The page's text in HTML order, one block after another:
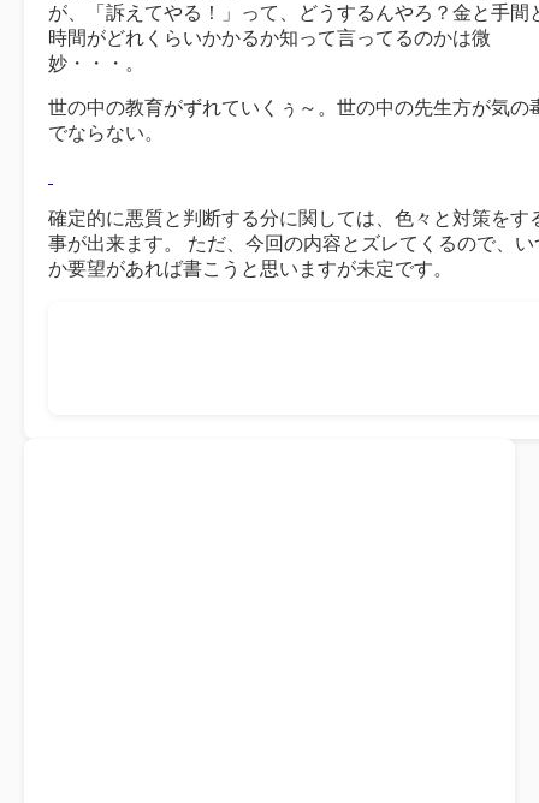
が、「訴えてやる！」って、どうするんやろ？金と手間
時間がどれくらいかかるか知って言ってるのかは微
妙・・・。
世の中の教育がずれていくぅ～。世の中の先生方が気の
でならない。
確定的に悪質と判断する分に関しては、色々と対策をす
事が出来ます。 ただ、今回の内容とズレてくるので、い
か要望があれば書こうと思いますが未定です。